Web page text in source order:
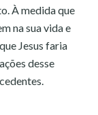
À medida que
na sua vida e
Jesus faria
desse